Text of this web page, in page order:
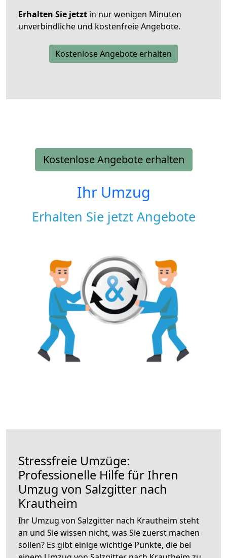
Erhalten Sie jetzt in nur wenigen Minuten
unverbindliche und kostenfreie Angebote.
Kostenlose Angebote erhalten
Kostenlose Angebote erhalten
Ihr Umzug
Erhalten Sie jetzt Angebote
Stressfreie Umzüge:
Professionelle Hilfe für Ihren
Umzug von Salzgitter nach
Krautheim
Ihr Umzug von Salzgitter nach Krautheim steht
an und Sie wissen nicht, was Sie zuerst machen
sollen? Es gibt einige wichtige Punkte, die bei